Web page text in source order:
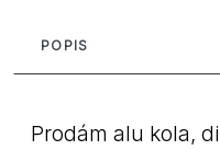
POPIS
Prodám alu kola,